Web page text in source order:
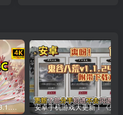
PC/安卓游戏《暖雪最新v3.1.0.1》终业DLC整合版！